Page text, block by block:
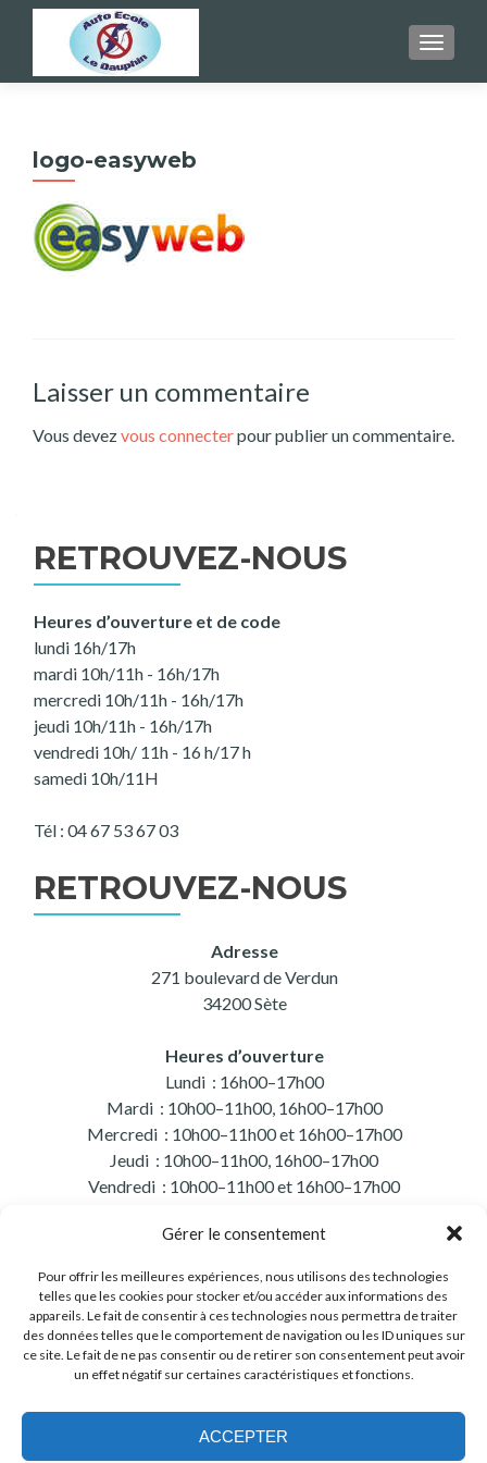
Gérer le consentement
Pour offrir les meilleures expériences, nous utilisons des technologies
telles que les cookies pour stocker et/ou accéder aux informations des
appareils. Le fait de consentir à ces technologies nous permettra de traiter
des données telles que le comportement de navigation ou les ID uniques sur
ce site. Le fait de ne pas consentir ou de retirer son consentement peut avoir
un effet négatif sur certaines caractéristiques et fonctions.
ACCEPTER
logo-easyweb
Laisser un commentaire
Vous devezvous connecterpour publier un commentaire.
RETROUVEZ-NOUS
Heures d’ouverture et de code
lundi 16h/17h
mardi 10h/11h - 16h/17h
mercredi 10h/11h - 16h/17h
jeudi 10h/11h - 16h/17h
vendredi 10h/ 11h - 16 h/17 h
samedi 10h/11H
Tél : 04 67 53 67 03
RETROUVEZ-NOUS
Adresse
271 boulevard de Verdun
34200 Sète
Heures d’ouverture
Lundi : 16h00–17h00
Mardi : 10h00–11h00, 16h00–17h00
Mercredi : 10h00–11h00 et 16h00–17h00
Jeudi : 10h00–11h00, 16h00–17h00
Vendredi : 10h00–11h00 et 16h00–17h00
271 boulevard de Verdun 34200 Sète
autoecole.ledauphin@gmail.com